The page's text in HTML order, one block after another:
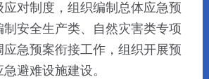
对制度，组织编制总体应急预
安全生产类、自然灾害类专项
急预案衔接工作，组织开展预
避难设施建设。